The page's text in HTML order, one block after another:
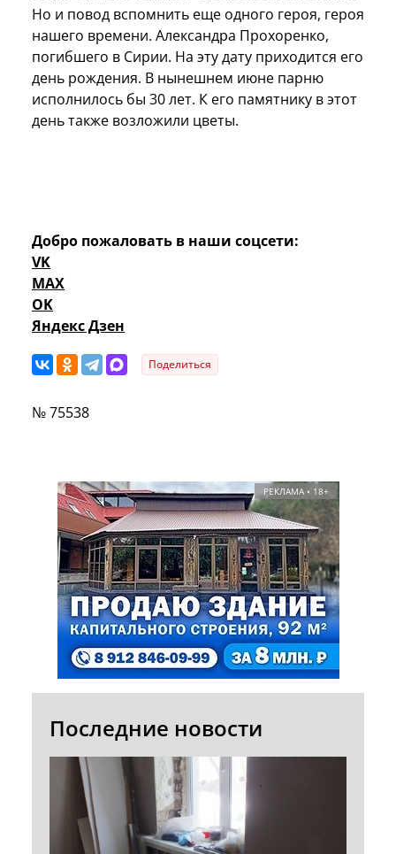
Но и повод вспомнить еще одного героя, героя
нашего времени. Александра Прохоренко,
погибшего в Сирии. На эту дату приходится его
день рождения. В нынешнем июне парню
исполнилось бы 30 лет. К его памятнику в этот
день также возложили цветы.
Добро пожаловать в наши соцсети:
VK
MAX
OK
Яндекс Дзен
Поделиться
№ 75538
РЕКЛАМА • 18+
Последние новости